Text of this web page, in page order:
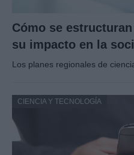
Cómo se
su impacto en la
Los planes regionales de
CIENCIA Y TECNOLOGÍA